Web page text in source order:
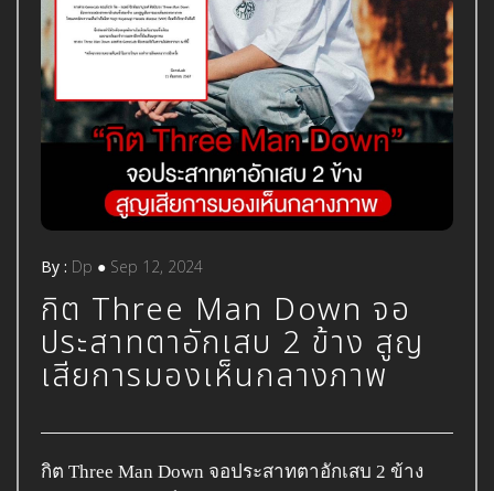
By : Dp ● Sep 12, 2024
กิต Three Man Down จอ
ประสาทตาอักเสบ 2 ข้าง สูญ
เสียการมองเห็นกลางภาพ
กิต Three Man Down จอประสาทตาอักเสบ 2 ข้าง